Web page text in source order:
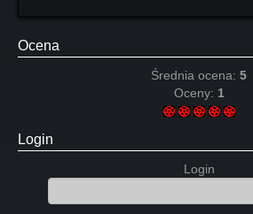
Ocena
Średnia ocena: 5
Oceny: 1
Login
Login